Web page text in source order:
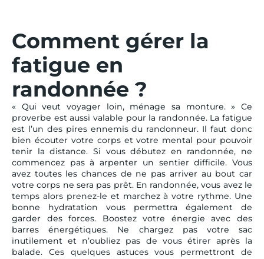
Comment gérer la
fatigue en
randonnée ?
« Qui veut voyager loin, ménage sa monture. » Ce
proverbe est aussi valable pour la randonnée. La fatigue
est l’un des pires ennemis du randonneur. Il faut donc
bien écouter votre corps et votre mental pour pouvoir
tenir la distance. Si vous débutez en randonnée, ne
commencez pas à arpenter un sentier difficile. Vous
avez toutes les chances de ne pas arriver au bout car
votre corps ne sera pas prêt. En randonnée, vous avez le
temps alors prenez-le et marchez à votre rythme. Une
bonne hydratation vous permettra également de
garder des forces. Boostez votre énergie avec des
barres énergétiques. Ne chargez pas votre sac
inutilement et n’oubliez pas de vous étirer après la
balade. Ces quelques astuces vous permettront de